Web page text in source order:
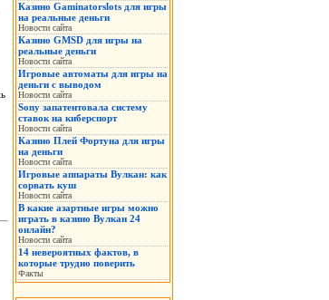
Казино Gaminatorslots для игры
на реальные деньги
Новости сайта
Казино GMSD для игры на
реальные деньги
Новости сайта
Игровые автоматы для игры на
деньги с выводом
Новости сайта
Sony запатентовала систему
ставок на киберспорт
Новости сайта
Казино Плей Фортуна для игры
на деньги
Новости сайта
Игровые аппараты Вулкан: как
сорвать куш
Новости сайта
В какие азартные игры можно
играть в казино Вулкан 24
онлайн?
Новости сайта
14 невероятных фактов, в
которые трудно поверить
Факты